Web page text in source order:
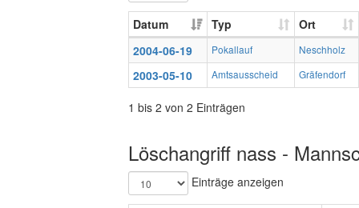
Datum Typ
Ort
2004-06-19
Pokallauf Neschholz
2003-05-10 Amtsausscheid Gräfendorf
1 bis 2 von 2 Einträgen
Löschangriff nass -
Einträge anzeigen